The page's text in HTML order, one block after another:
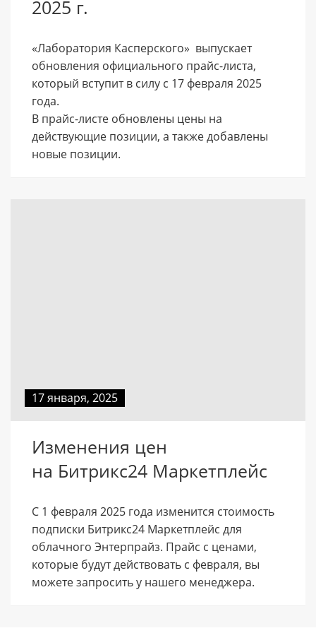
2025 г.
«Лаборатория Касперского» выпускает
обновления официального прайс-листа,
который вступит в силу с 17 февраля 2025
года.
В прайс-листе обновлены цены на
действующие позиции, а также добавлены
новые позиции.
17 января, 2025
Изменения цен
на Битрикс24 Маркетплейс
С 1 февраля 2025 года изменится стоимость
подписки Битрикс24 Маркетплейс для
облачного Энтерпрайз. Прайс с ценами,
которые будут действовать с февраля, вы
можете запросить у нашего менеджера.